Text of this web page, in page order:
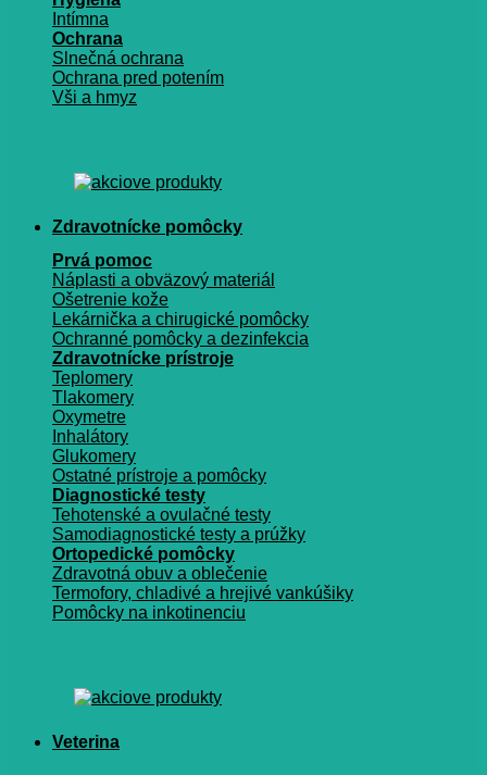
Intímna
Ochrana
Slnečná ochrana
Ochrana pred potením
Vši a hmyz
Zdravotnícke pomôcky
Prvá pomoc
Náplasti a obväzový materiál
Ošetrenie kože
Lekárnička a chirugické pomôcky
Ochranné pomôcky a dezinfekcia
Zdravotnícke prístroje
Teplomery
Tlakomery
Oxymetre
Inhalátory
Glukomery
Ostatné prístroje a pomôcky
Diagnostické testy
Tehotenské a ovulačné testy
Samodiagnostické testy a prúžky
Ortopedické pomôcky
Zdravotná obuv a oblečenie
Termofory, chladivé a hrejivé vankúšiky
Pomôcky na inkotinenciu
Veterina